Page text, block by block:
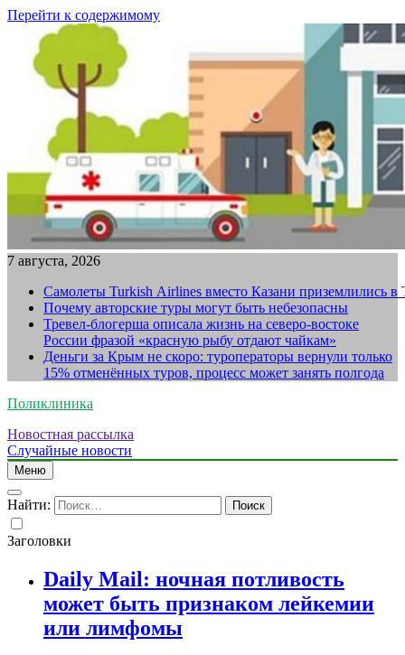
Перейти к содержимому
7 августа, 2026
Самолеты Turkish Airlines вместо Казани приземлились в
Почему авторские туры могут быть небезопасны
Тревел-блогерша описала жизнь на северо-востоке
России фразой «красную рыбу отдают чайкам»
Деньги за Крым не скоро: туроператоры вернули только
15% отменённых туров, процесс может занять полгода
Поликлиника
Новостная рассылка
Случайные новости
Меню
Найти:
Заголовки
Daily Mail: ночная потливость
может быть признаком лейкемии
или лимфомы